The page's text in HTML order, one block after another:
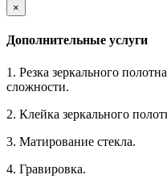
×
Дополнительные услуги
1. Резка зеркального
сложности.
2. Клейка зеркального
3. Матирование стекла.
4. Гравировка.